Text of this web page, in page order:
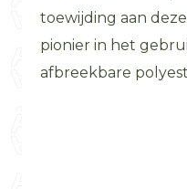
toewijding aan
pionier in het
afbreekbare